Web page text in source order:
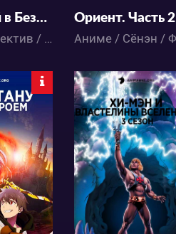
Созданный в Бездне: Солнце, вспыхнувшее в Золотом городе
Аниме / Детектив / Драма / Приключения / Фантастика / Фэнтези
Ориент. Часть 2
8049
24 24